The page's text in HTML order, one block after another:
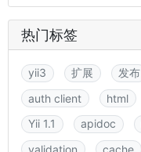
热门标签
yii3 扩展 发布
auth client
html
Yii 1.1
apidoc
validation
cache